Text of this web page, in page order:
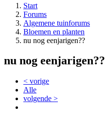
Start
Forums
Algemene tuinforums
Bloemen en planten
nu nog eenjarigen??
nu nog eenjarigen??
< vorige
Alle
volgende >